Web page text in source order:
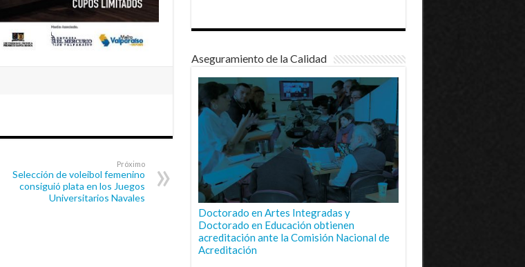
Próximo
Selección de voleibol femenino
consiguió plata en los Juegos
Universitarios Navales
Aseguramiento de la Calidad
Doctorado en Artes Integradas y
Doctorado en Educación obtienen
acreditación ante la Comisión Nacional de
Acreditación